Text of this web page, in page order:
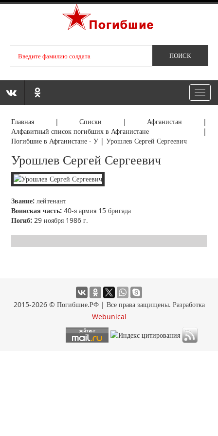
Главная |Списки | Афганистан |
Алфавитный список погибших в Афганистане |
Погибшие в Афганистане - У |Урошлев Сергей Сергеевич
Урошлев Сергей Сергеевич
Звание: лейтенант
Воинская часть: 40-я армия 15 бригада
Погиб: 29 ноября 1986 г.
2015-2026 © Погибшие.РФ | Все права защищены. Разработка
Webunical